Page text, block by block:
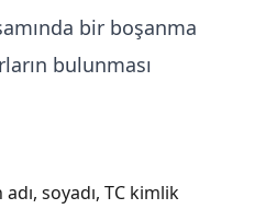
bir boşanma
bulunması
adı, soyadı, TC kimlik